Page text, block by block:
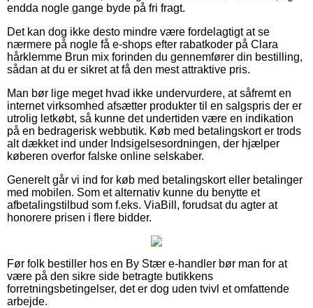
endda nogle gange byde på fri fragt.
Det kan dog ikke desto mindre være fordelagtigt at se
nærmere på nogle få e-shops efter rabatkoder på Clara
hårklemme Brun mix forinden du gennemfører din bestilling,
sådan at du er sikret at få den mest attraktive pris.
Man bør lige meget hvad ikke undervurdere, at såfremt en
internet virksomhed afsætter produkter til en salgspris der er
utrolig letkøbt, så kunne det undertiden være en indikation
på en bedragerisk webbutik. Køb med betalingskort er trods
alt dækket ind under Indsigelsesordningen, der hjælper
køberen overfor falske online selskaber.
Generelt går vi ind for køb med betalingskort eller betalinger
med mobilen. Som et alternativ kunne du benytte et
afbetalingstilbud som f.eks. ViaBill, forudsat du agter at
honorere prisen i flere bidder.
Før folk bestiller hos en By Stær e-handler bør man for at
være på den sikre side betragte butikkens
forretningsbetingelser, det er dog uden tvivl et omfattende
arbejde.